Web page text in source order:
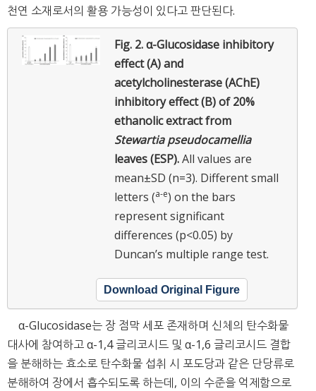
천연 소재로서의 활용 가능성이 있다고 판단된다.
Fig. 2.α-Glucosidase inhibitory
effect (A) and
acetylcholinesterase (AChE)
inhibitory effect (B) of 20%
ethanolic extract from
Stewartia pseudocamellia
leaves (ESP).All values are
mean±SD (n=3). Different small
letters (a-e) on the bars
represent significant
differences (p<0.05) by
Duncan’s multiple range test.
Download Original Figure
α-Glucosidase는 장 점막 세포 존재하며 신체의 탄수화물
대사에 참여하고 α-1,4 글리코시드 및 α-1,6 글리코시드 결합
을 분해하는 효소로 탄수화물 섭취 시 포도당과 같은 단당류로
분해하여 장에서 흡수되도록 하는데, 이의 수준을 억제함으로